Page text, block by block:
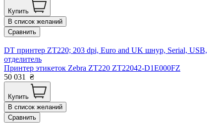
Купить
В список желаний
Сравнить
DT принтер ZT220; 203 dpi, Euro and UK шнур, Serial, USB,
отделитель
Принтер этикеток Zebra ZT220 ZT22042-D1E000FZ
50 031
₴
Купить
В список желаний
Сравнить